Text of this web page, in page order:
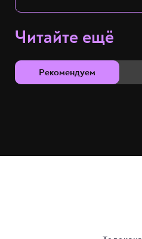
Читайте ещё
Рекомендуем